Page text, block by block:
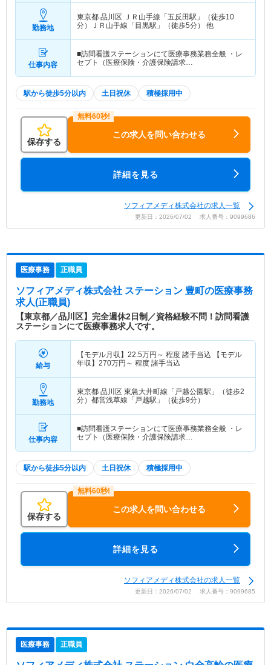
勤務地
東京都 品川区 ＪＲ山手線「五反田駅」（徒歩10
分）ＪＲ山手線「目黒駅」（徒歩5分） 他
仕事内容
■訪問看護ステーションにて医療事務業務全般 ・レ
セプト（医療保険・介護保険請求…
駅から徒歩5分以内 土日祝休 積極採用中
保存する
この求人を問い合わせる
詳細を見る
ソフィアメディ株式会社の求人一覧
更新日：2026/07/02 求人番号：9099686
医療事務 正職員
ソフィアメディ株式会社 ステーション 豊町の医療事務
求人(正職員)
【東京都／品川区】完全週休2日制／資格経験不問！訪問看護
ステーションにて医療事務求人です。
給与
【モデル月収】 22.5万円～ 程度 諸手当込 【モデル
年収】 270万円～ 程度 諸手当込
勤務地
東京都 品川区 東急大井町線「戸越公園駅」（徒歩2
分）都営浅草線「戸越駅」（徒歩9分）
仕事内容
■訪問看護ステーションにて医療事務業務全般 ・レ
セプト（医療保険・介護保険請求…
駅から徒歩5分以内 土日祝休 積極採用中
保存する
この求人を問い合わせる
詳細を見る
ソフィアメディ株式会社の求人一覧
更新日：2026/07/02 求人番号：9099685
医療事務 正職員